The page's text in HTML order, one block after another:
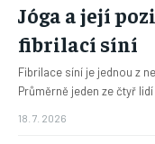
Jóga a její
fibrilací síní
Fibrilace síní je jednou z
Průměrně jeden ze čtyř lidí
18. 7. 2026